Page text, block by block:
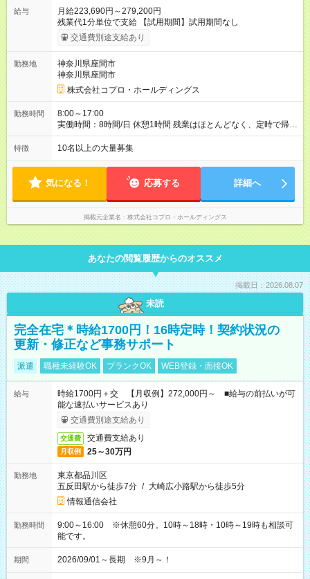
給与
月給223,690円～279,200円
残業代1分単位で支給 【試用期間】試用期間なし
交通費別途支給あり
勤務地
神奈川県座間市
神奈川県座間市
株式会社コプロ・ホールディングス
勤務時間
8:00～17:00
実働時間：8時間/日 休憩1時間 残業はほとんどなく、定時で帰れ
る日が多い働き方です。 毎日の業務は進捗管理や事務が中心な
ので、 「今日やるべき仕事」が終われば、自然と区切りをつけ
方を大切にしています。
特徴 10名以上の大量募集
気になる！ 応募する 詳細へ
掲載元企業名 株式会社コプロ・ホールディングス
あなたの閲覧履歴からのオススメ
掲載日：2026.08.07
未読
完全在宅＊時給1700円！16時定時！契約状況の
更新・修正など事務サポート
派遣 職種未経験OK ブランクOK WEB登録・面接OK
給与
時給1700円＋交 【月収例】272,000円～ ■給与の前払いが可
能な速払いサービスあり
交通費別途支給あり
交通費 交通費支給あり
月収例 25～30万円
勤務地
東京都品川区
五反田駅から徒歩7分 / 大崎広小路駅から徒歩5分
情報通信会社
勤務時間
9:00～16:00 ※休憩60分。10時～18時・10時～19時も相談可
能です。
期間 2026/09/01～長期 ※9月～！